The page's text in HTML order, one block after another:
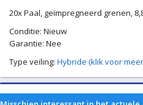
20x Paal, geïmpregneerd grenen,
Conditie: Nieuw
Garantie: Nee
Type veiling: Hybride (klik voor